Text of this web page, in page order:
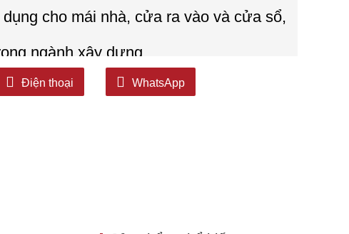
cho mái nhà, cửa ra vào và cửa sổ,
ngành xây dựng.
Điện thoại WhatsApp